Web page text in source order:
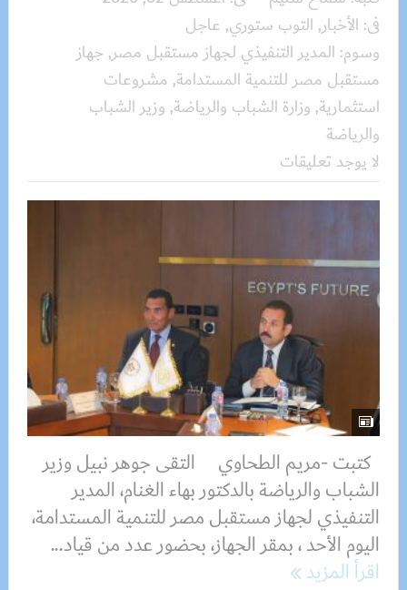
فى: الأخبار, التوب ستوري, عاجل
وسوم: المدير التنفيذي لجهاز مستقبل مصر, جهاز
مستقبل مصر للتنمية المستدامة, مشروعات
استثمارية, وزارة الشباب والرياضة, وزير الشباب
والرياضة
لا يوجد تعليقات
كتبت -مريم الطحاوي التقى جوهر نبيل وزير
الشباب والرياضة بالدكتور بهاء الغنام، المدير
التنفيذي لجهاز مستقبل مصر للتنمية المستدامة،
اليوم الأحد ، بمقر الجهاز، بحضور عدد من قياد...
اقرأ المزيد